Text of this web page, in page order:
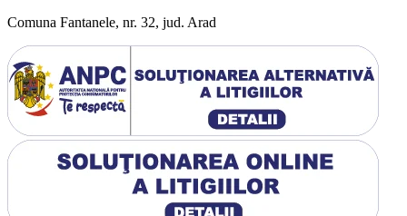
Comuna Fantanele, nr. 32, jud. Arad